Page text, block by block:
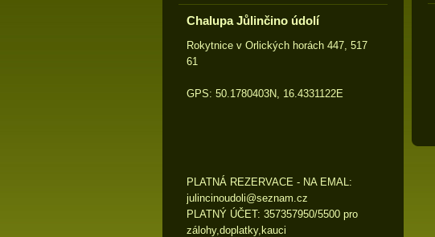
Chalupa Jůlinčino údolí
Rokytnice v Orlických horách 447, 517
61
GPS: 50.1780403N, 16.4331122E
PLATNÁ REZERVACE - NA EMAL:
julincinoudoli@seznam.cz
PLATNÝ ÚČET: 357357950/5500 pro
zálohy,doplatky,kauci